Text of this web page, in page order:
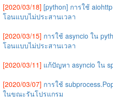
[2020/03/18] [python] การใช้
โอนแบบไม่ประสานเวลา
[2020/03/15] การใช้ asyncio ใน
โอนแบบไม่ประสานเวลา
[2020/03/11] แก้ปัญหา asyncio ใน
[2020/03/07] การใช้
ในขณะรันโปรแกรม